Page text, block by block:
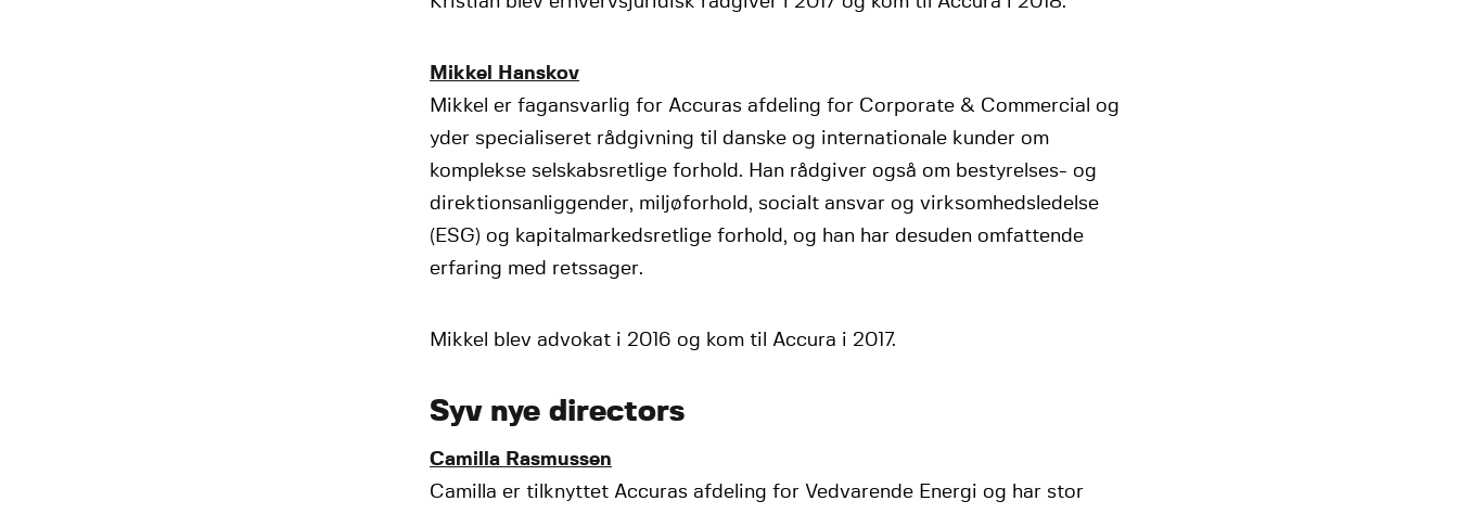
Mikkel Hanskov
Mikkel er fagansvarlig for Accuras afdeling for Corporate & Commercial og
yder specialiseret rådgivning til danske og internationale kunder om
komplekse selskabsretlige forhold. Han rådgiver også om bestyrelses- og
direktionsanliggender, miljøforhold, socialt ansvar og virksomhedsledelse
(ESG) og kapitalmarkedsretlige forhold, og han har desuden omfattende
erfaring med retssager.
Mikkel blev advokat i 2016 og kom til Accura i 2017.
Syv nye directors
Camilla Rasmussen
Camilla er tilknyttet Accuras afdeling for Vedvarende Energi og har stor